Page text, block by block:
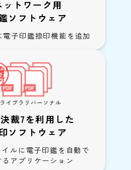
ットワーク用
ソフトウェア
子印鑑捺印機能を追加
裁7を利用した
ソフトウェア
ルに電子印鑑を自動で
アプリケーション